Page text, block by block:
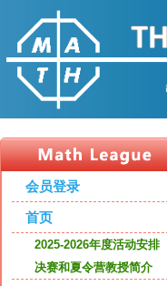
会员登录
首页
2025-2026年度活动安排
决赛和夏令营教授简介